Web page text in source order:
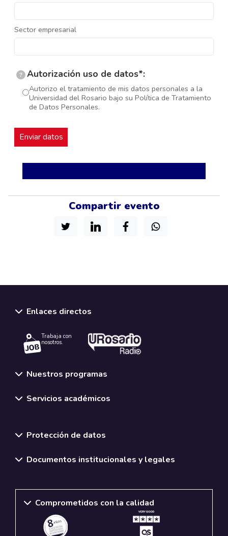
Sector empresarial
? Autorización uso de datos*:
Autorizo el tratamiento de mis datos personales a la
Universidad del Rosario bajo su Política de Tratamiento
de Datos Personales.
Compartir evento
Enlaces directos
Trabaja con
nosotros.
Nuestros programas
Servicios académicos
Protección de datos
Documentos institucionales y legales
Comprometidos con la calidad